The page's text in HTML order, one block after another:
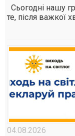
Сьогодні нашу
те, після важкої
04.08.2026